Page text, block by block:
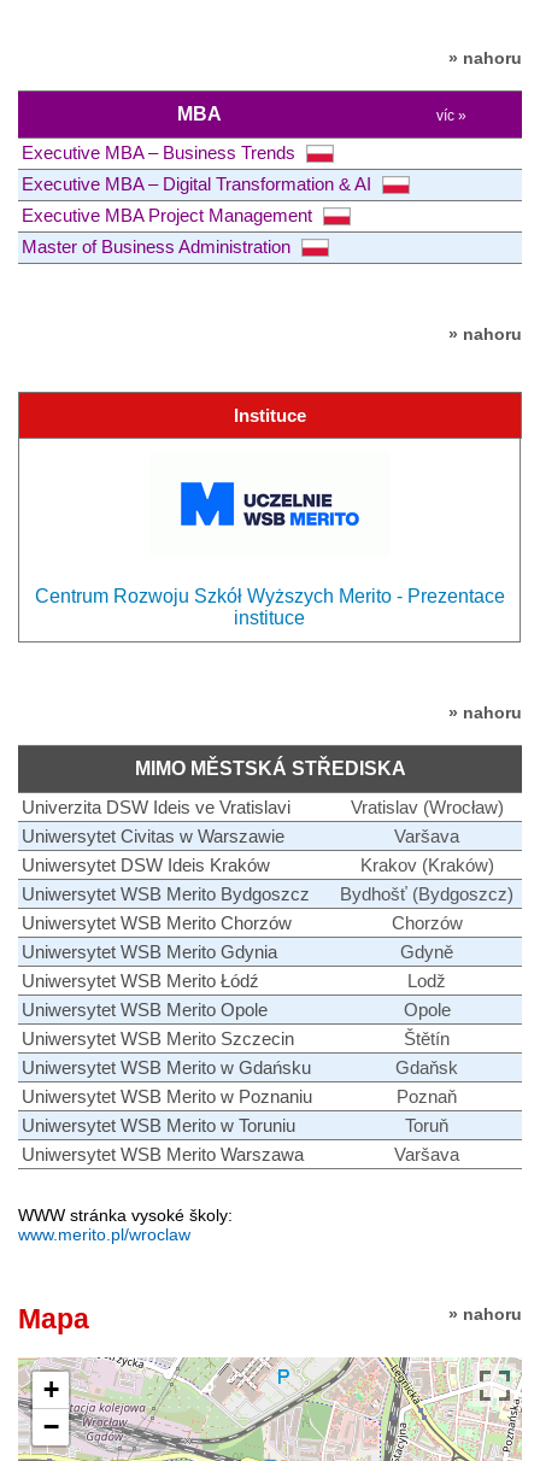
» nahoru
MBA víc »
Executive MBA – Business Trends
Executive MBA – Digital Transformation & AI
Executive MBA Project Management
Master of Business Administration
» nahoru
Instituce
Centrum Rozwoju Szkół Wyższych Merito - Prezentace
instituce
» nahoru
MIMO MĚSTSKÁ STŘEDISKA
Univerzita DSW Ideis ve Vratislavi
Vratislav (Wrocław)
Uniwersytet Civitas w Warszawie
Varšava
Uniwersytet DSW Ideis Kraków
Krakov (Kraków)
Uniwersytet WSB Merito Bydgoszcz
Bydhošť (Bydgoszcz)
Uniwersytet WSB Merito Chorzów
Chorzów
Uniwersytet WSB Merito Gdynia
Gdyně
Uniwersytet WSB Merito Łódź
Lodž
Uniwersytet WSB Merito Opole
Opole
Uniwersytet WSB Merito Szczecin
Štětín
Uniwersytet WSB Merito w Gdańsku
Gdaňsk
Uniwersytet WSB Merito w Poznaniu
Poznaň
Uniwersytet WSB Merito w Toruniu
Toruň
Uniwersytet WSB Merito Warszawa
Varšava
WWW stránka vysoké školy:
www.merito.pl/wroclaw
» nahoru
Mapa
+
−